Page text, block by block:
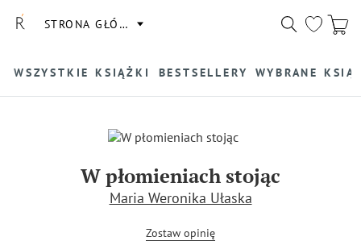
STRONA GŁÓWNA
WSZYSTKIE KSIĄŻKI BESTSELLERY WYBRANE
W płomieniach stojąc
Maria Weronika Ułaska
Zostaw opinię